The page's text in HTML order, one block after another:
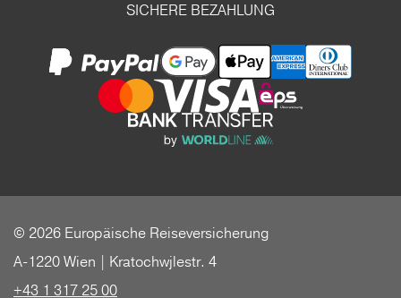
SICHERE BEZAHLUNG
© 2026 Europäische Reiseversicherung
A-1220 Wien | Kratochwjlestr. 4
+43 1 317 25 00